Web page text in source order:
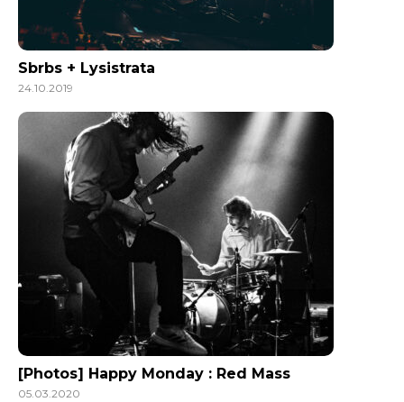
Sbrbs + Lysistrata
24.10.2019
[Photos] Happy Monday : Red Mass
05.03.2020